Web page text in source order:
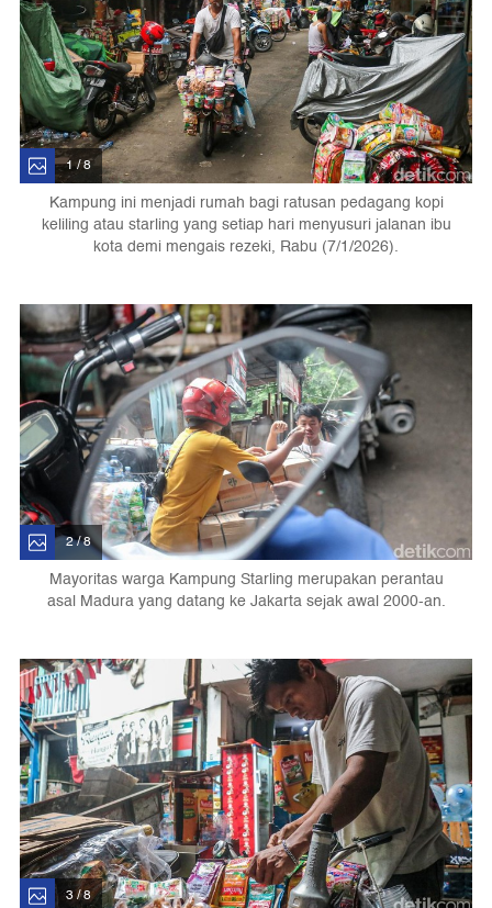
1 / 8
Kampung ini menjadi rumah bagi ratusan pedagang kopi
keliling atau starling yang setiap hari menyusuri jalanan ibu
kota demi mengais rezeki, Rabu (7/1/2026).
2 / 8
Mayoritas warga Kampung Starling merupakan perantau
asal Madura yang datang ke Jakarta sejak awal 2000-an.
3 / 8